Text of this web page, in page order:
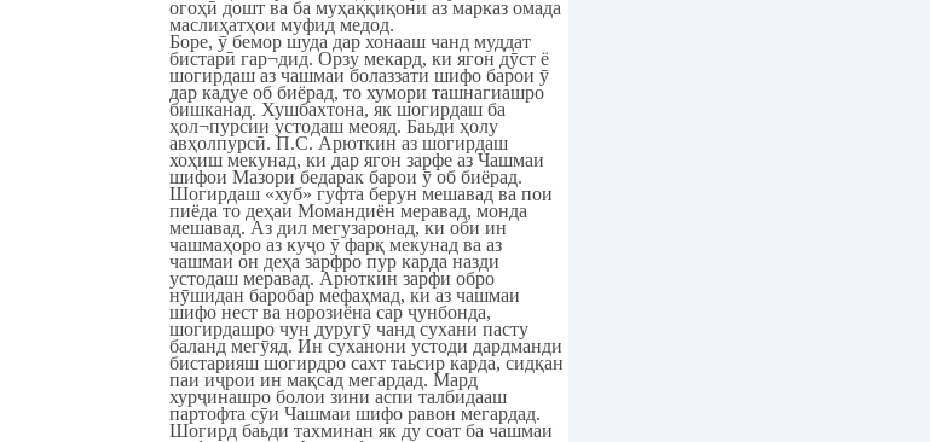
огоҳӣ дошт ва ба муҳаққиқони аз марказ омада
маслиҳатҳои муфид медод.
Боре, ӯ бемор шуда дар хонааш чанд муддат
бистарӣ гар¬дид. Орзу мекард, ки ягон дӯст ё
шогирдаш аз чашмаи болаззати шифо барои ӯ
дар кадуе об биёрад, то хумори ташнагиашро
бишканад. Хушбахтона, як шогирдаш ба
ҳол¬пурсии устодаш меояд. Баьди ҳолу
авҳолпурсӣ. П.С. Арюткин аз шогирдаш
хоҳиш мекунад, ки дар ягон зарфе аз Чашмаи
шифои Мазори бедарак барои ӯ об биёрад.
Шогирдаш «хуб» гуфта берун мешавад ва пои
пиёда то деҳаи Момандиён меравад, монда
мешавад. Аз дил мегузаронад, ки оби ин
чашмаҳоро аз куҷо ӯ фарқ мекунад ва аз
чашмаи он деҳа зарфро пур карда назди
устодаш меравад. Арюткин зарфи обро
нӯшидан баробар мефаҳмад, ки аз чашмаи
шифо нест ва норозиёна сар ҷунбонда,
шогирдашро чун дуругӯ чанд сухани пасту
баланд мегӯяд. Ин суханони устоди дардманди
бистарияш шогирдро сахт таьсир карда, сидқан
паи иҷрои ин мақсад мегардад. Мард
хурҷинашро болои зини аспи талбидааш
партофта сӯи Чашмаи шифо равон мегардад.
Шогирд баьди тахминан як ду соат ба чашмаи